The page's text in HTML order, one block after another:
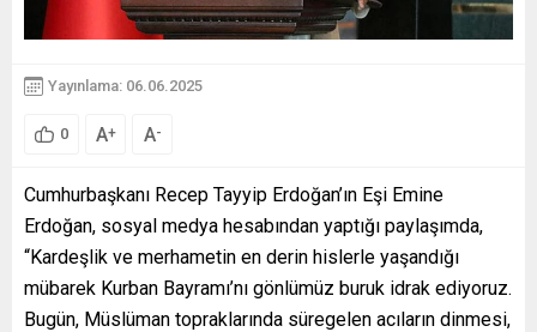
Yayınlama: 06.06.2025
0 A+ A-
Cumhurbaşkanı Recep Tayyip Erdoğan’ın Eşi Emine
Erdoğan, sosyal medya hesabından yaptığı paylaşımda,
“Kardeşlik ve merhametin en derin hislerle yaşandığı
mübarek Kurban Bayramı’nı gönlümüz buruk idrak ediyoruz.
Bugün, Müslüman topraklarında süregelen acıların dinmesi,